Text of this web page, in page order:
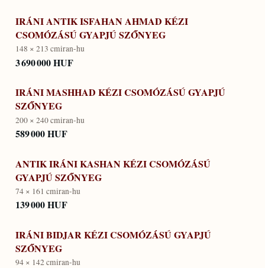
IRÁNI ANTIK ISFAHAN AHMAD KÉZI
CSOMÓZÁSÚ GYAPJÚ SZŐNYEG
148 × 213 cmiran-hu
3 690 000 HUF
IRÁNI MASHHAD KÉZI CSOMÓZÁSÚ GYAPJÚ
SZŐNYEG
200 × 240 cmiran-hu
589 000 HUF
ANTIK IRÁNI KASHAN KÉZI CSOMÓZÁSÚ
GYAPJÚ SZŐNYEG
74 × 161 cmiran-hu
139 000 HUF
IRÁNI BIDJAR KÉZI CSOMÓZÁSÚ GYAPJÚ
SZŐNYEG
94 × 142 cmiran-hu